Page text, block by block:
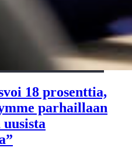
18 prosenttia,
parhaillaan